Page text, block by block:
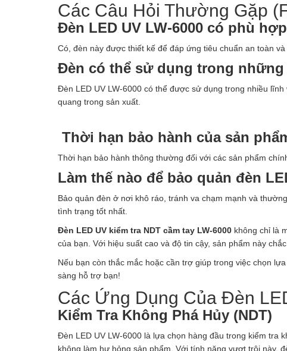
Các Câu Hỏi Thường Gặp
Đèn LED UV LW-6000 có phù
Có, đèn này được thiết kế để đáp ứng tiêu chuẩn an toàn
Đèn có thể sử dụng trong
Đèn LED UV LW-6000 có thể được sử dụng trong nhiều
quang trong sản xuất.
Thời hạn bảo hành của sản
Thời hạn bảo hành thông thường đối với các sản phẩm
Làm thế nào để bảo quản đèn
Bảo quản đèn ở nơi khô ráo, tránh va chạm mạnh và
tình trạng tốt nhất.
Đèn LED UV kiểm tra NDT cầm tay LW-6000 không chỉ là
của bạn. Với hiệu suất cao và độ tin cậy, sản phẩm này
Nếu bạn còn thắc mắc hoặc cần trợ giúp trong việc chọn
sàng hỗ trợ bạn!
Các Ứng Dụng Của Đèn
Kiểm Tra Không Phá Hủy (NDT)
Đèn LED UV LW-6000 là lựa chọn hàng đầu trong kiểm tra
không làm hư hỏng sản phẩm. Với tính năng vượt trội này,